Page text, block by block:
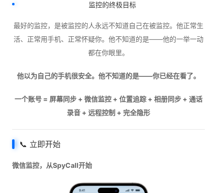
监控的终极目标
最好的监控，是被监控的人永远不知道自己在被监控。他正常生
活、正常用手机、正常怀疑你。他不知道的是——他的一举一动
都在你眼里。
他以为自己的手机很安全。他不知道的是——你已经在看了。
一个账号 = 屏幕同步 + 微信监控 + 位置追踪 + 相册同步 + 通话
录音 + 远程控制 + 完全隐形
📞 立即开始
微信监控，从SpyCall开始